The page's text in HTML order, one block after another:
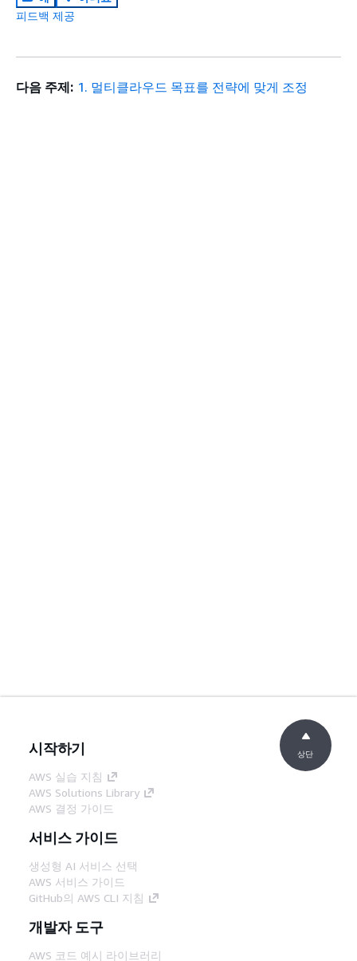
피드백 제공
다음 주제: 1. 멀티클라우드 목표를 전략에 맞게 조정
시작하기
AWS 실습 지침
AWS Solutions Library
AWS 결정 가이드
서비스 가이드
생성형 AI 서비스 선택
AWS 서비스 가이드
GitHub의 AWS CLI 지침
개발자 도구
AWS 코드 예시 라이브러리
상단